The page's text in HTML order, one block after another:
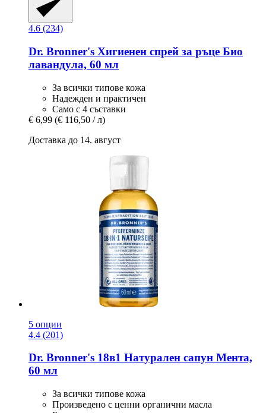
4.6 (234)
Dr. Bronner's Хигиенен спрей за ръце Био
лавандула, 60 мл
За всички типове кожа
Надежден и практичен
Само с 4 съставки
€ 6,99 (€ 116,50 / л)
Доставка до 14. август
5 опции
4.4 (201)
Dr. Bronner's 18в1 Натурален сапун Мента,
60 мл
За всички типове кожа
Произведено с ценни органични масла